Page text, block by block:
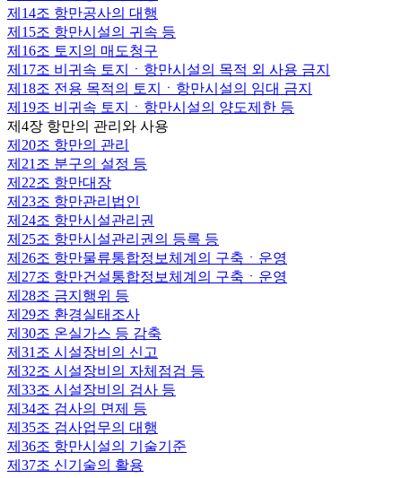
제14조 항만공사의 대행
제15조 항만시설의 귀속 등
제16조 토지의 매도청구
제17조 비귀속 토지ㆍ항만시설의 목적 외 사용 금지
제18조 전용 목적의 토지ㆍ항만시설의 임대 금지
제19조 비귀속 토지ㆍ항만시설의 양도제한 등
제4장 항만의 관리와 사용
제20조 항만의 관리
제21조 분구의 설정 등
제22조 항만대장
제23조 항만관리법인
제24조 항만시설관리권
제25조 항만시설관리권의 등록 등
제26조 항만물류통합정보체계의 구축ㆍ운영
제27조 항만건설통합정보체계의 구축ㆍ운영
제28조 금지행위 등
제29조 환경실태조사
제30조 온실가스 등 감축
제31조 시설장비의 신고
제32조 시설장비의 자체점검 등
제33조 시설장비의 검사 등
제34조 검사의 면제 등
제35조 검사업무의 대행
제36조 항만시설의 기술기준
제37조 신기술의 활용